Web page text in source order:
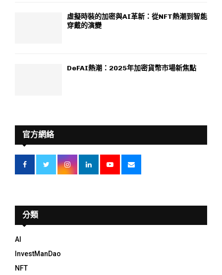
虛擬時裝的加密與AI革新：從NFT熱潮到智能
穿戴的演變
DeFAI熱潮：2025年加密貨幣市場新焦點
官方網絡
分類
AI
InvestManDao
NFT